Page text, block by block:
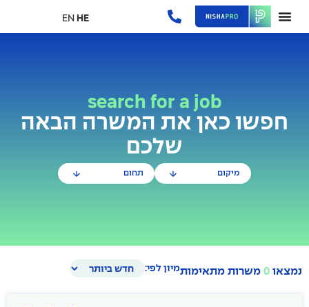
search for a job
חפשו כאן את המשרה הבאה
שלכם
מיקום תחום
נמצאו 0 משרות מתאימותמיון לפי:
EN HE